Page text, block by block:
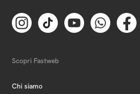
Scopri Fastweb
Chi siamo